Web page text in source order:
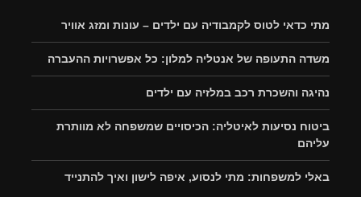
מתי כדאי לטוס לקמבודיה עם ילדים – עונות ומזג אוויר
משדה התעופה של אנטליה למלון: כל אפשרויות ההעברה
נהיגה והשכרת רכב במלזיה עם ילדים
ביטוח נסיעות לאיטליה: הכיסויים שמשפחה לא מוותרת
עליהם
באלי למשפחות: מתי לנסוע, איפה לישון ואיך להתנייד